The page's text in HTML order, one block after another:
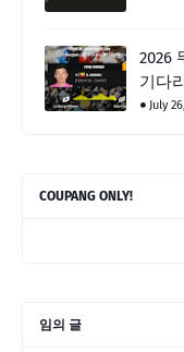
2026
기다
July
COUPANG ONLY!
임의 글